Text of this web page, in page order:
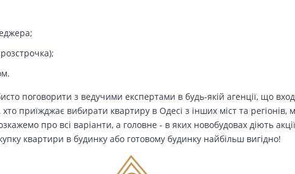
поговорити з ведучими експертами в будь-якій агенції, що
хто приїжджає вибирати квартиру в Одесі з інших міст та
про всі варіанти, а головне - в яких новобудовах діють
квартири в будинку або готовому будинку найбільш вигідно!